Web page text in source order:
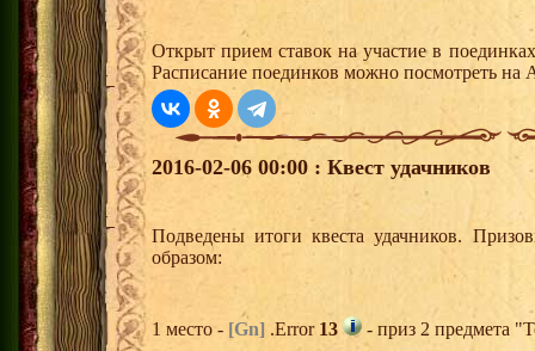
Открыт прием ставок на участие в
Расписание поединков можно посмотреть на
2016-02-06 00:00 : Квест удачников
Подведены итоги квеста удачников.
образом:
1 место - [Gn] .Error 13
- приз 2 предмета